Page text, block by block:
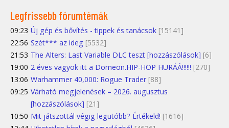
Legfrissebb fórumtémák
09:23 Új gép és bővítés - tippek és tanácsok [15141]
22:56 Szét*** az ideg [5532]
21:53 The Alters: Last Variable DLC teszt [hozzászólások] [6]
19:00 2 éves vagyok itt a Domeon.HIP-HOP HURÁÁ!!!!!! [270]
13:06 Warhammer 40,000: Rogue Trader [88]
09:25 Várható megjelenések – 2026. augusztus
[hozzászólások] [21]
10:50 Mit játszottál végig legutóbb? Értékeld! [1616]